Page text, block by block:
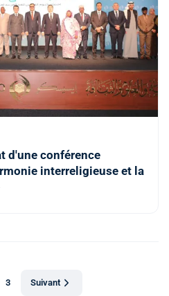
d'une conférence
interreligieuse et la
3 Suivant